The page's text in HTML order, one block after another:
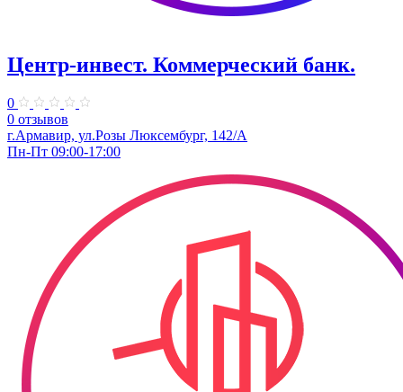
Центр-инвест. Коммерческий банк.
0
0 отзывов
г.Армавир, ул.Розы Люксембург, 142/А
Пн-Пт 09:00-17:00